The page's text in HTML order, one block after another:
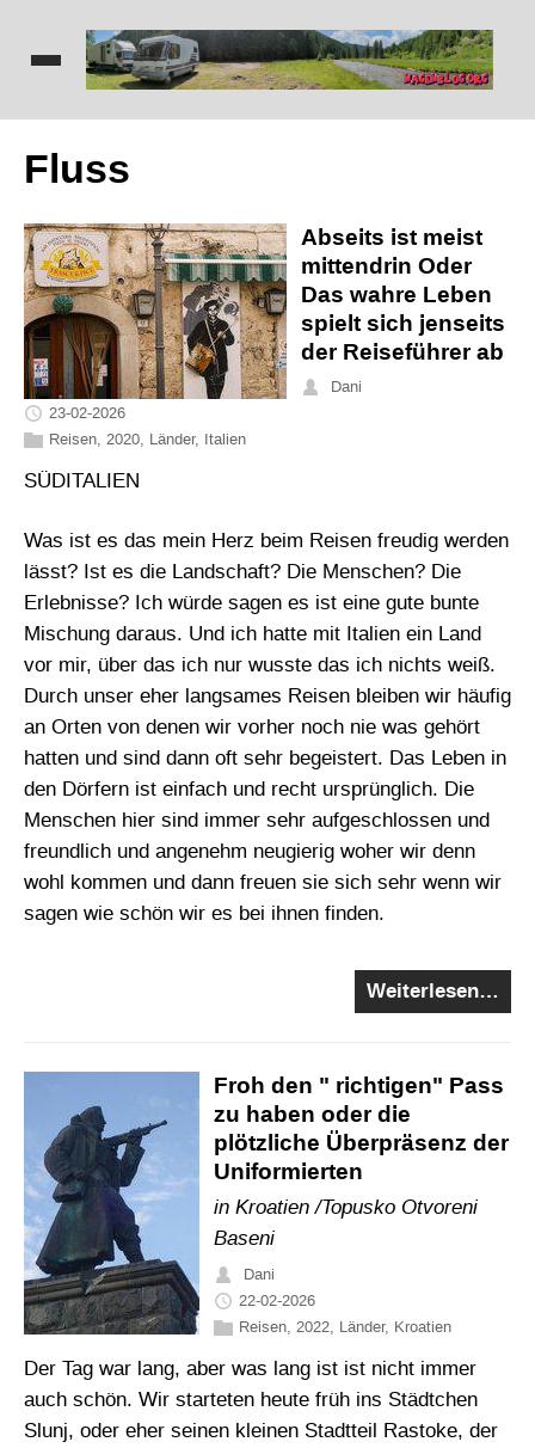
Fluss
Abseits ist meist
mittendrin Oder
Das wahre Leben
spielt sich jenseits
der Reiseführer ab
Dani
23-02-2026
Reisen, 2020, Länder, Italien
SÜDITALIEN
Was ist es das mein Herz beim Reisen freudig werden
lässt? Ist es die Landschaft? Die Menschen? Die
Erlebnisse? Ich würde sagen es ist eine gute bunte
Mischung daraus. Und ich hatte mit Italien ein Land
vor mir, über das ich nur wusste das ich nichts weiß.
Durch unser eher langsames Reisen bleiben wir häufig
an Orten von denen wir vorher noch nie was gehört
hatten und sind dann oft sehr begeistert. Das Leben in
den Dörfern ist einfach und recht ursprünglich. Die
Menschen hier sind immer sehr aufgeschlossen und
freundlich und angenehm neugierig woher wir denn
wohl kommen und dann freuen sie sich sehr wenn wir
sagen wie schön wir es bei ihnen finden.
Weiterlesen…
Froh den " richtigen" Pass
zu haben oder die
plötzliche Überpräsenz der
Uniformierten
in Kroatien /Topusko Otvoreni
Baseni
Dani
22-02-2026
Reisen, 2022, Länder, Kroatien
Der Tag war lang, aber was lang ist ist nicht immer
auch schön. Wir starteten heute früh ins Städtchen
Slunj, oder eher seinen kleinen Stadtteil Rastoke, der